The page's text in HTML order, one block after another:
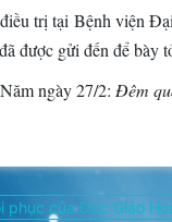
trị tại Bệnh viện
được gửi đến để bày
ngày 27/2: Đêm
của Đức Giáo